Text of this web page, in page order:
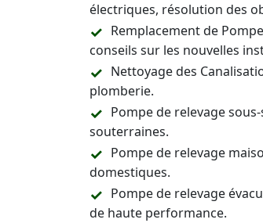
électriques, résolution des
Remplacement de
conseils sur les nouvelles
Nettoyage des
plomberie.
Pompe de relevage
souterraines.
Pompe de relevage
domestiques.
Pompe de relevage
de haute performance.